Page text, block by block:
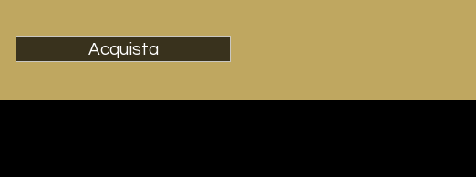
Acquista